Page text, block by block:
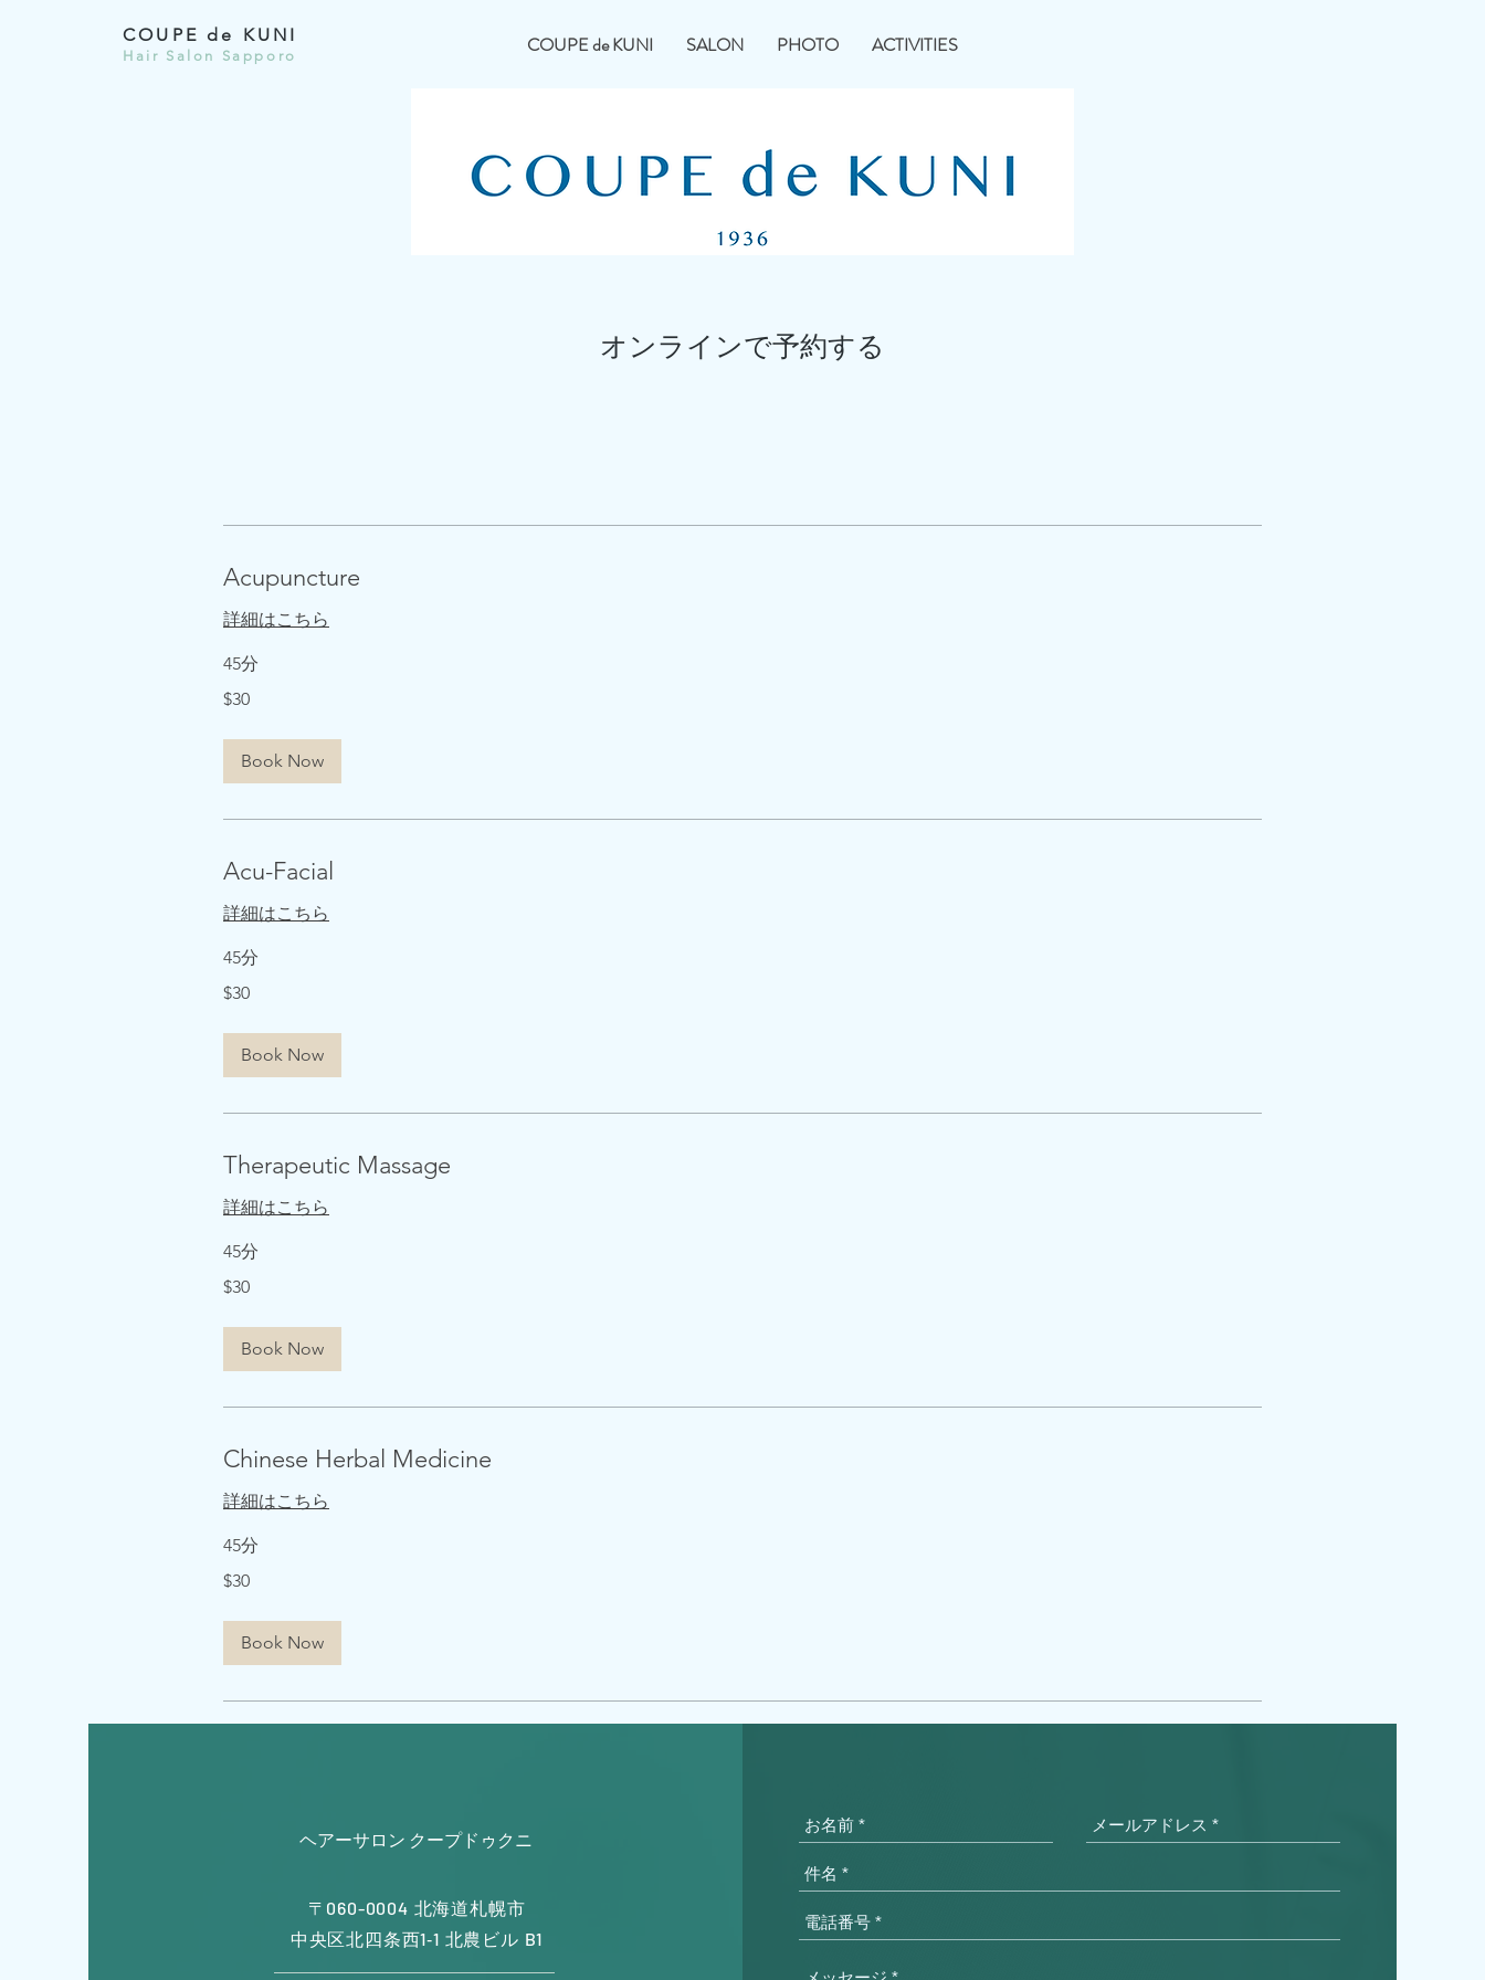
COUPE de KUNI
Hair Salon Sapporo COUPE de KUNI SALON PHOTO ACTIVITIES
オンラインで予約する
Acupuncture
詳細はこちら
45分
米
$30
Book Now
Acu-Facial
詳細はこちら
45分
米
$30
Book Now
Therapeutic Massage
詳細はこちら
45分
米
$30
Book Now
Chinese Herbal Medicine
詳細はこちら
45分
米
$30
Book Now
ヘアーサロン クープドゥクニ
〒 060-0004 北海道札幌市
中央区北四条西1-1 北農ビル B1